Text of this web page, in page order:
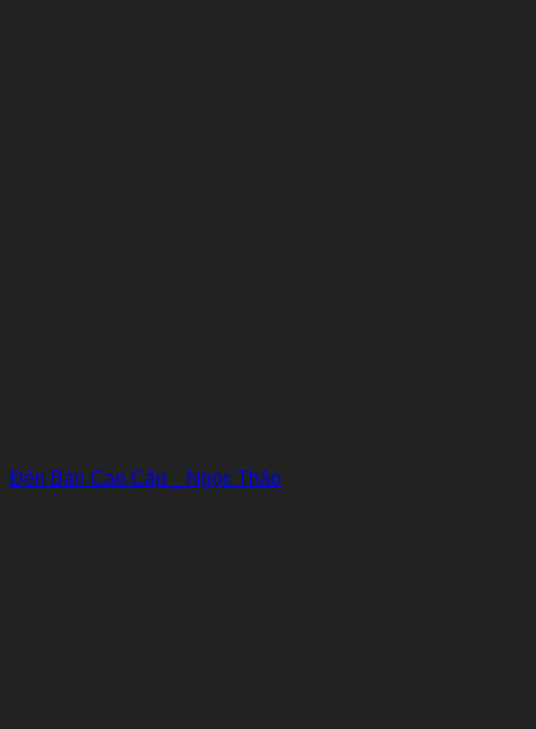
Đèn Bàn Cao Cấp _ Ngọc Thảo